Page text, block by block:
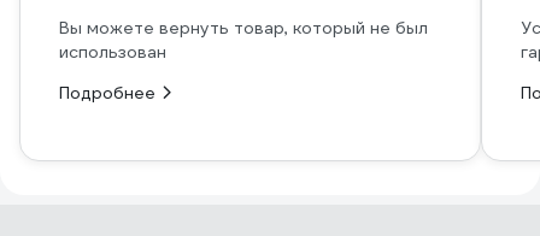
Вы можете вернуть товар, который не был
использован
Подробнее